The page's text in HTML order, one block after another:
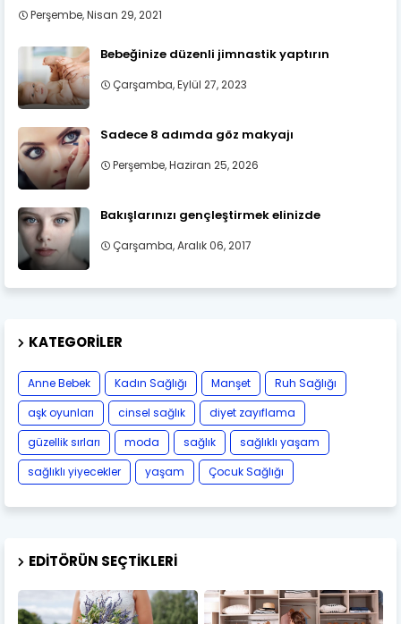
Perşembe, Nisan 29, 2021
Bebeğinize düzenli jimnastik yaptırın
Çarşamba, Eylül 27, 2023
Sadece 8 adımda göz makyajı
Perşembe, Haziran 25, 2026
Bakışlarınızı gençleştirmek elinizde
Çarşamba, Aralık 06, 2017
KATEGORILER
Anne Bebek Kadın Sağlığı Manşet
Ruh Sağlığı
aşk oyunları
cinsel sağlık
diyet zayıflama
güzellik sırları
moda sağlık
sağlıklı yaşam
sağlıklı yiyecekler
yaşam Çocuk Sağlığı
EDITÖRÜN SEÇTIKLERI